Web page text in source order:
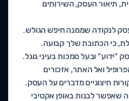
תיאור העסק, השירותים
לנקודה שממנה חיפש הגולש.
כי הכתובת שלך קבועה.
"ידוע" ובעל סמכות בעיני גוגל.
ואל האתר, אזכורים
חיצוניים מדברים על העסק.
שאפשר לבנות באופן אקטיבי